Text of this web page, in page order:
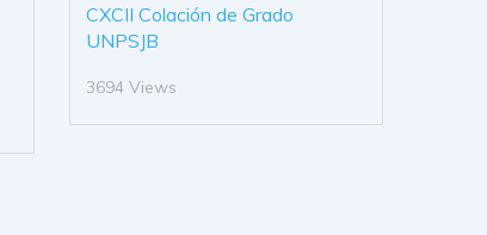
CXCII Colación de Grado
UNPSJB
3694 Views